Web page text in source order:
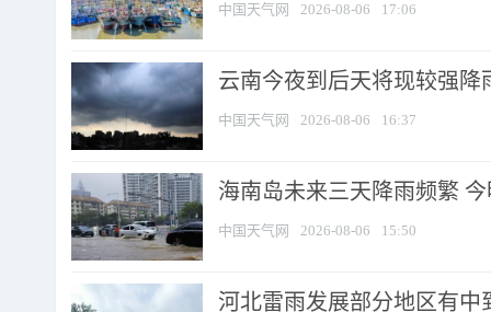
中国天气网 2026-08-06 17:06
云南今夜到后天将现较强降
中国天气网 2026-08-06 16:37
海南岛未来三天降雨频繁
中国天气网 2026-08-06 15:50
河北雷雨发展部分地区有中